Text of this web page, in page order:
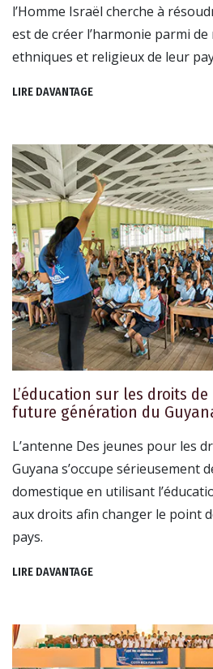
l’Homme Israël cherche à
est de créer l’harmonie parmi
ethniques et religieux de leur
LIRE DAVANTAGE
L’éducation sur les droits
future génération du
L’antenne Des jeunes pour les
Guyana s’occupe sérieusement
domestique en utilisant
aux droits afin changer le point
pays.
LIRE DAVANTAGE